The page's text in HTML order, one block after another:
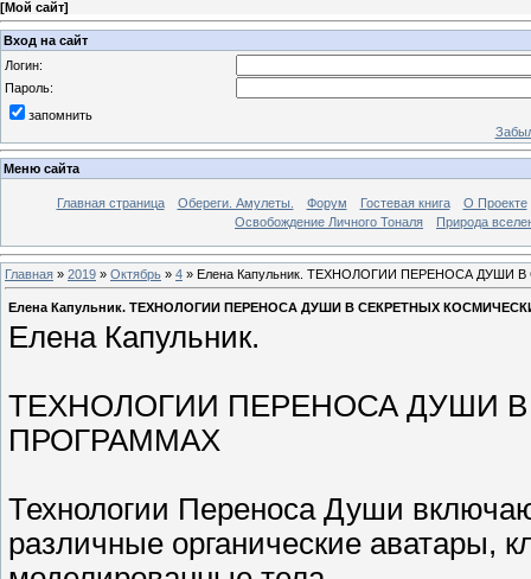
[Мой сайт]
Вход на сайт
Логин:
Пароль:
запомнить
Меню сайта
Главная страница Обереги. Амулеты. Форум Гостевая книга
О Проекте
Освобождение Личного Тоналя
Природа
Главная » 2019 » Октябрь » 4 » Елена Капульник. ТЕХНОЛОГИИ ПЕРЕНОСА
Елена Капульник. ТЕХНОЛОГИИ ПЕРЕНОСА ДУШИ В СЕКРЕТНЫХ
Елена Капульник.
ТЕХНОЛОГИИ ПЕРЕНОСА ДУШИ
ПРОГРАММАХ
Технологии Переноса Души
различные органические аватары,